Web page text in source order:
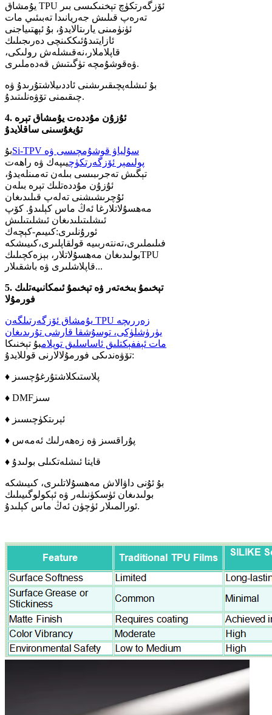
يۇمشاق TPU ئۆزگەرتكۈچ تېخنىكىسى بىر
تەرەپ قىلىش جەريانىدا تەبىئىي مات
ئۈنۈمىنى يارىتالايدۇ، بۇ ئېھتىياجنى
ئازايتىدۇئىككىنچى دەرىجىلىك
قاپلاملار،نەقىشلەش رولىكى،
ۋەقوشۇمچە تۈگىتىش قەدەملىرى.
بۇ ئىشلەپچىقىرىشنى ئاددىيلاشتۇرىدۇ ۋە
چىقىمنى تۆۋەنلىتىدۇ.
4. ئۇزۇن مۇددەت يۇمشاق تېرە
تۇيغۇسىنى ساقلايدۇ
بۇSi-TPV سۇلياۋ قوشۇمچىسى ۋە
پولىمېر ئۆزگەرتكۈچيىپەك ۋە راھەت
تېگىش تەجرىبىسى بىلەن تەمىنلەيدۇ،
ئۇزۇن مۇددەتلىك تېرە بىلەن
ئۇچرىشىشنى تەلەپ قىلىدىغان
مەھسۇلاتلارغا ئەڭ ماس كېلىدۇ. كۆپ
ئىشلىتىلىدىغان ئىشلىتىلىش
ئورۇنلىرى:كىيىم-كېچەك
فىلىملىرى،تەنتەربىيە قولقاپلىرى،كىيىشكە
بولىدىغان مەھسۇلاتلار، بېزەكچىلىكTPU
قاپلاشلىرى ۋە باشقىلار...
5. تېخىمۇ بىخەتەر ۋە تېخىمۇ ئىمكانىيەتلىك
فورمۇلا
يۇمشاق ئۆزگەرتىلگەن TPU زەررىچە
يۈرۈشلۈكى، توسۇشقا قارشى تۇرىدىغان
مات ئېففېكتلىق ئاساسلىق توپلامبۇ تېخنىكا
تۆۋەندىكى فورمۇلالارنى قوللايدۇ:
♦ پلاستىكلاشتۇرغۇچسىز
♦ DMFسىز
♦ ئېرىتكۈچىسىز
♦ پۇراقسىز ۋە زەھەرلىك ئەمەس
♦ قايتا ئىشلەتكىلى بولىدۇ
بۇ ئۇنى داۋالاش مەھسۇلاتلىرى، كىيىشكە
بولىدىغان ئۈسكۈنىلەر ۋە ئېكولوگىيىلىك
ئورالمىلار ئۈچۈن ئەڭ ماس كېلىدۇ.